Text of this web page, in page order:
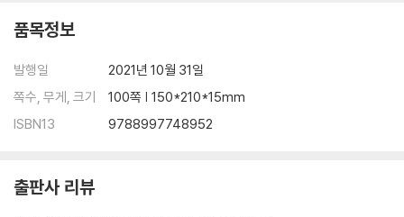
품목정보
발행일
2021년 10월 31일
쪽수, 무게, 크기
100쪽 | 150*210*15mm
ISBN13
9788997748952
출판사 리뷰